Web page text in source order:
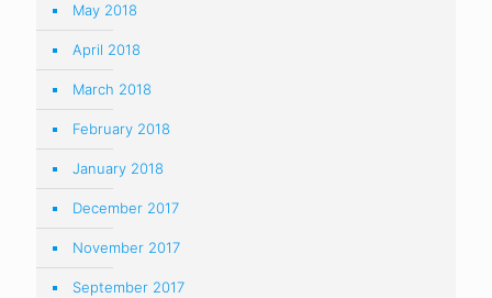
May 2018
April 2018
March 2018
February 2018
January 2018
December 2017
November 2017
September 2017